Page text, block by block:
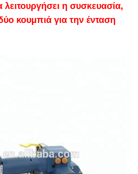
λειτουργήσει η συσκευασία,
κουμπιά για την ένταση